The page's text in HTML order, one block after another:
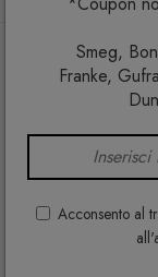
Smeg,
Franke,
Acconsento al